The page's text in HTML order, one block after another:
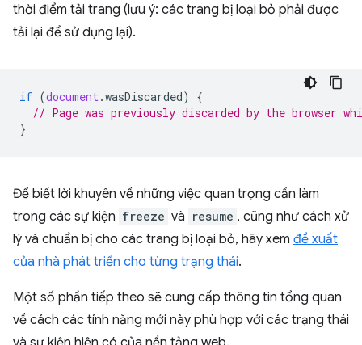
thời điểm tải trang (lưu ý: các trang bị loại bỏ phải được
tải lại để sử dụng lại).
if (document .wasDiscarded)
{
// Page was previously discarded by the browser
}
Để biết lời khuyên về những việc quan trọng cần làm
trong các sự kiện freeze và resume , cũng như cách xử
lý và chuẩn bị cho các trang bị loại bỏ, hãy xem đề xuất
của nhà phát triển cho từng trạng thái.
Một số phần tiếp theo sẽ cung cấp thông tin tổng quan
về cách các tính năng mới này phù hợp với các trạng thái